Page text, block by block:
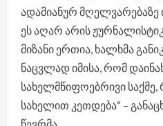
ადამიანურ მღელვარებაზე
ეს აღარ არის
მიზანი ერთია, ხალხმა
ნაცვლად იმისა, რომ
სახელმწიფოებრივი
სახელით კეთდება“ –